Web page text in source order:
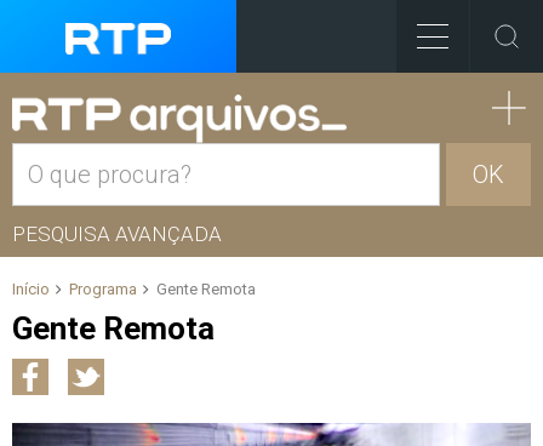
OK
PESQUISA AVANÇADA
Início Programa Gente Remota
Gente Remota